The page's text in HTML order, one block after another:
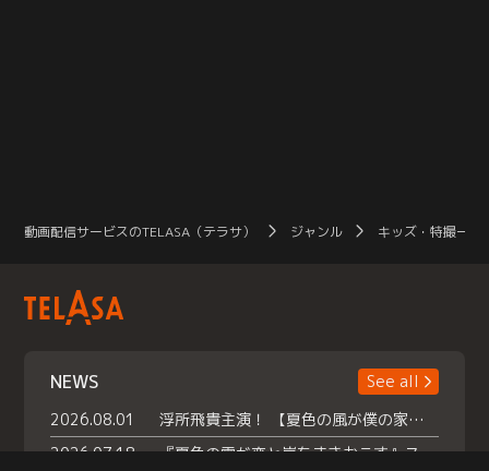
動画配信サービスのTELASA（テラサ） ジャンル キッズ・特撮一覧
NEWS
See all
2026.08.01
浮所飛貴主演！ 【夏色の風が僕の家にやってきた】 本日よりテラサで独占配信スタート！
2026.07.18
『夏色の雲が恋と嵐をまきおこす』スペシャルメイキング 【Part1】2026年７月18日（土）23時30分～配信スタート！話題のシーンの裏側を大公開！豪華キャスト大集合！ 『武宮家 真夏の家族会議』開催！